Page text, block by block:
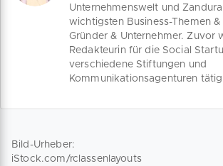
Unternehmenswelt und
wichtigsten Business-Themen
Gründer & Unternehmer. Zuvor
Redakteurin für die Social
verschiedene Stiftungen und
Kommunikationsagenturen
Bild-Urheber:
iStock.com/rclassenlayouts